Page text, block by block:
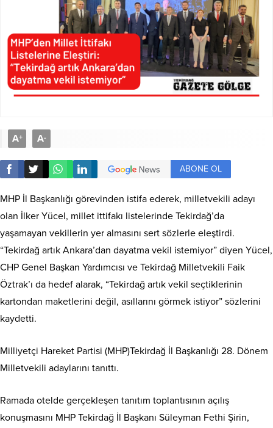
A+ A-
ABONE OL
MHP İl Başkanlığı görevinden istifa ederek, milletvekili adayı
olan İlker Yücel, millet ittifakı listelerinde Tekirdağ’da
yaşamayan vekillerin yer almasını sert sözlerle eleştirdi.
“Tekirdağ artık Ankara’dan dayatma vekil istemiyor” diyen Yücel,
CHP Genel Başkan Yardımcısı ve Tekirdağ Milletvekili Faik
Öztrak’ı da hedef alarak, “Tekirdağ artık vekil seçtiklerinin
kartondan maketlerini değil, asıllarını görmek istiyor” sözlerini
kaydetti.
Milliyetçi Hareket Partisi (MHP)Tekirdağ İl Başkanlığı 28. Dönem
Milletvekili adaylarını tanıttı.
Ramada otelde gerçekleşen tanıtım toplantısının açılış
konuşmasını MHP Tekirdağ İl Başkanı Süleyman Fethi Şirin,